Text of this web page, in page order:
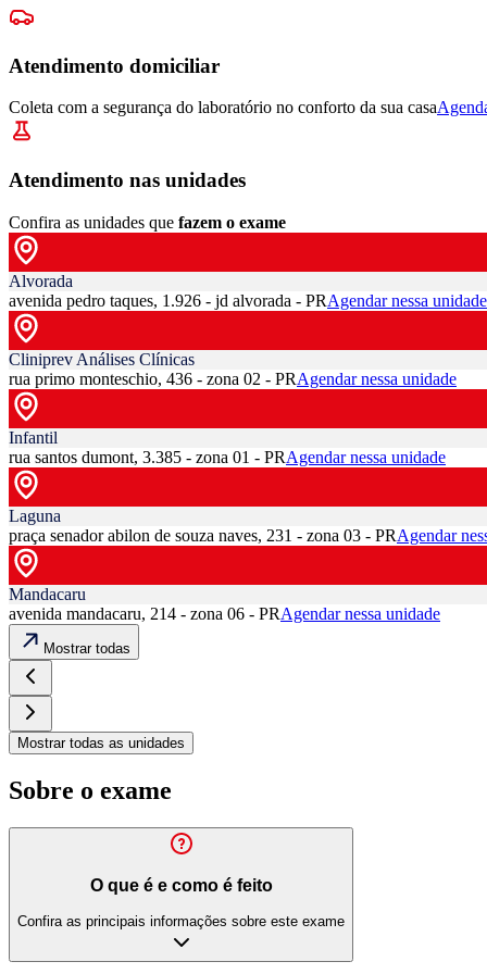
Atendimento domiciliar
Coleta com a segurança do laboratório no conforto da sua casa
Atendimento nas unidades
Confira as unidades que fazem o exame
Alvorada
avenida pedro taques, 1.926 - jd alvorada - PRAgendar nessa unidade
Cliniprev Análises Clínicas
rua primo monteschio, 436 - zona 02 - PRAgendar nessa unidade
Infantil
rua santos dumont, 3.385 - zona 01 - PRAgendar nessa unidade
Laguna
praça senador abilon de souza naves, 231 - zona 03 - PRAgendar
Mandacaru
avenida mandacaru, 214 - zona 06 - PRAgendar nessa unidade
Mostrar todas
Mostrar todas as unidades
Sobre o exame
O que é e como é feito
Confira as principais informações sobre este exame